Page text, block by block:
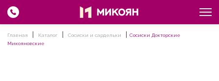
Главная Каталог Сосиски и сардельки
Сосиски Докторские
Микояновские